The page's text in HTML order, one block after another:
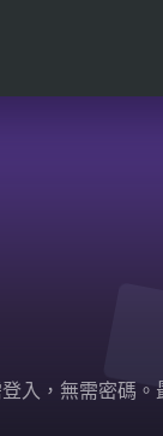
入，無需密碼。